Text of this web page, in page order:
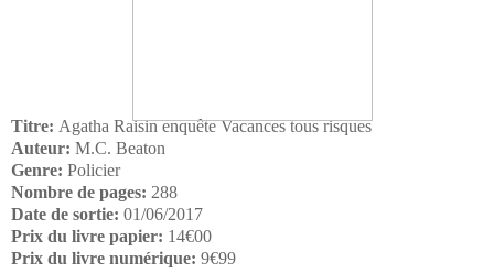
Titre: Agatha Raisin enquête Vacances tous risques
Auteur: M.C. Beaton
Genre: Policier
Nombre de pages: 288
Date de sortie: 01/06/2017
Prix du livre papier: 14€00
Prix du livre numérique: 9€99